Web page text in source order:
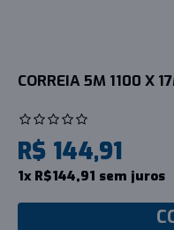
CORREIA 5M 1100 X
R$ 144,91
1x R$144,91 sem juros